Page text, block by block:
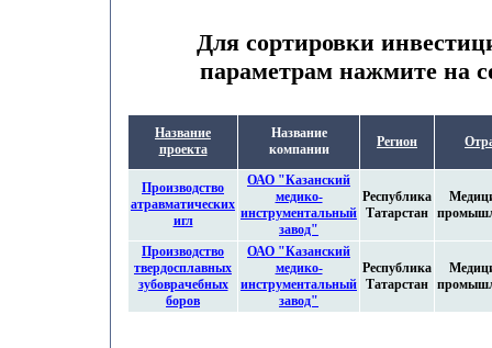
Для сортировки
параметрам нажмите на
Название
проекта
Название
компании
Регион
Производство
атравматических
игл
ОАО "Казанский
медико-
инструментальный
завод"
Республика
Татарстан
Производство
твердосплавных
зубоврачебных
боров
ОАО "Казанский
медико-
инструментальный
завод"
Республика
Татарстан